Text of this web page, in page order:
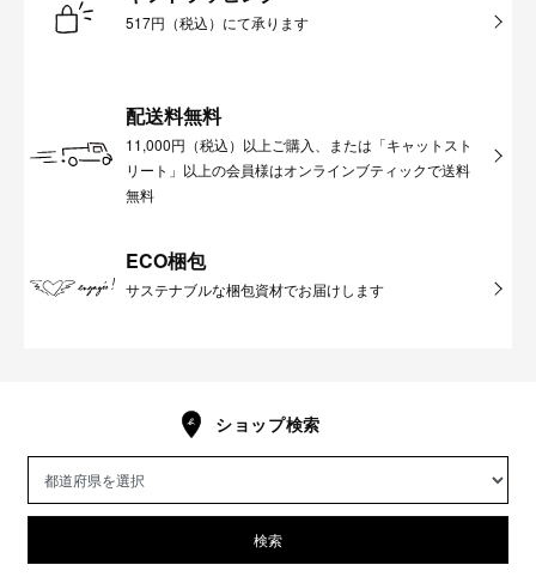
517円（税込）にて承ります
配送料無料
11,000円（税込）以上ご購入、または「キャットスト
リート」以上の会員様はオンラインブティックで送料
無料
ECO梱包
サステナブルな梱包資材でお届けします
ショップ検索
検索